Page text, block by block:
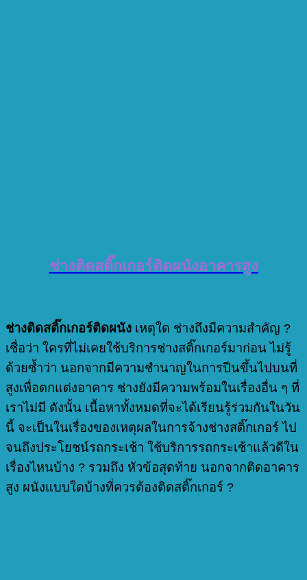
ช่างติดสติ๊กเกอร์ติดผนังอาคารสูง
ช่างติดสติ๊กเกอร์ติดผนัง เหตุใด ช่างถึงมีความสำคัญ ?
เชื่อว่า ใครที่ไม่เคยใช้บริการช่างสติ๊กเกอร์มาก่อน ไม่รู้
ด้วยซ้ำว่า นอกจากมีความชำนาญในการปีนขึ้นไปบนที่
สูงเพื่อตกแต่งอาคาร ช่างยังมีความพร้อมในเรื่องอื่น ๆ ที่
เราไม่มี ดังนั้น เนื้อหาทั้งหมดที่จะได้เรียนรู้ร่วมกันในวัน
นี้ จะเป็นในเรื่องของเหตุผลในการจ้างช่างสติ๊กเกอร์ ไป
จนถึงประโยชน์รถกระเช้า ใช้บริการรถกระเช้าแล้วดีใน
เรื่องไหนบ้าง ? รวมถึง หัวข้อสุดท้าย นอกจากติดอาคาร
สูง ผนังแบบใดบ้างที่ควรต้องติดสติ๊กเกอร์ ?